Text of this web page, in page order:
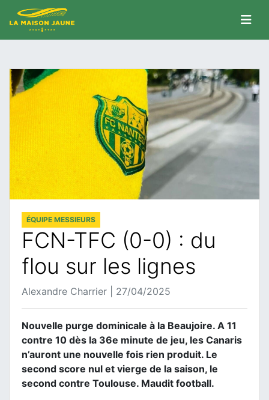
ÉQUIPE MESSIEURS
FCN-TFC (0-0) : du
flou sur les lignes
Alexandre Charrier | 27/04/2025
Nouvelle purge dominicale à la Beaujoire. A 11
contre 10 dès la 36e minute de jeu, les Canaris
n’auront une nouvelle fois rien produit. Le
second score nul et vierge de la saison, le
second contre Toulouse. Maudit football.